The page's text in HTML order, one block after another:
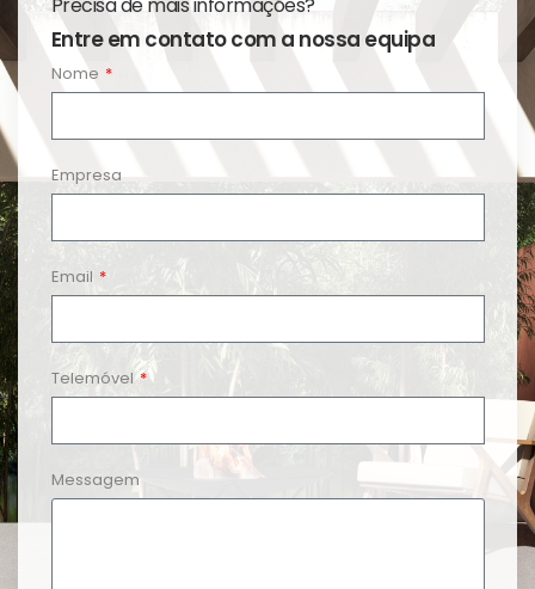
Precisa de mais informações?
Entre em contato com a nossa equipa
Nome
Empresa
Email
Telemóvel
Messagem